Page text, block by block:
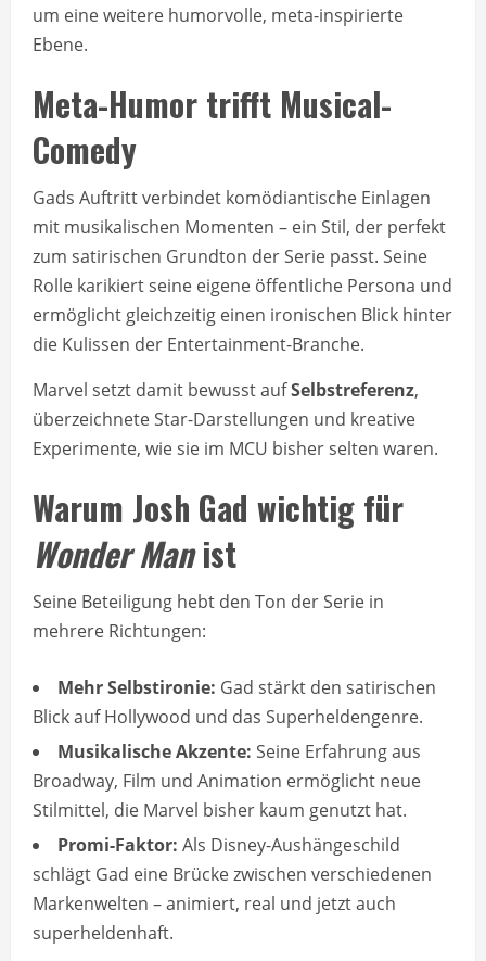
um eine weitere humorvolle, meta-inspirierte
Ebene.
Meta-Humor trifft Musical-
Comedy
Gads Auftritt verbindet komödiantische Einlagen
mit musikalischen Momenten – ein Stil, der perfekt
zum satirischen Grundton der Serie passt. Seine
Rolle karikiert seine eigene öffentliche Persona und
ermöglicht gleichzeitig einen ironischen Blick hinter
die Kulissen der Entertainment-Branche.
Marvel setzt damit bewusst aufSelbstreferenz,
überzeichnete Star-Darstellungen und kreative
Experimente, wie sie im MCU bisher selten waren.
Warum Josh Gad wichtig für
Wonder Manist
Seine Beteiligung hebt den Ton der Serie in
mehrere Richtungen:
Mehr Selbstironie: Gad stärkt den satirischen
Blick auf Hollywood und das Superheldengenre.
Musikalische Akzente: Seine Erfahrung aus
Broadway, Film und Animation ermöglicht neue
Stilmittel, die Marvel bisher kaum genutzt hat.
Promi-Faktor: Als Disney-Aushängeschild
schlägt Gad eine Brücke zwischen verschiedenen
Markenwelten – animiert, real und jetzt auch
superheldenhaft.